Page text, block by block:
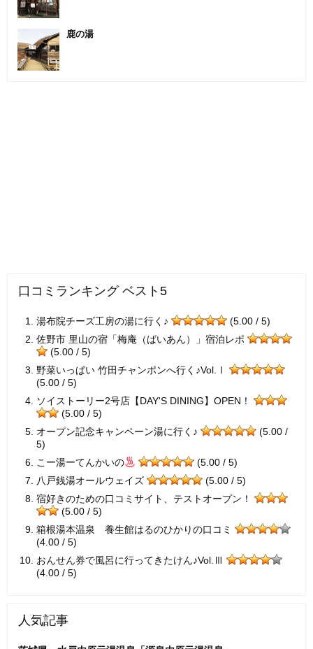
鹿の湯
口コミランキング ベスト5
湯布院チーズ工房の湯に行く♪
(5.00 / 5)
佐野市 里山の宿「梅庵（ばいあん）」宿泊レポ
(5.00 / 5)
野菜いっぱい 竹田チャンポンへ行く♪Vol.Ⅰ
(5.00 / 5)
ソイストーリー2号店【DAY'S DINING】OPEN！
(5.00 / 5)
オープン記念キャンペーン湯に行く♪
(5.00 /
5)
こー湯ーてんかいの
(5.00 / 5)
八戸銭湯オールウェイズ
(5.00 / 5)
宿好きのための口コミサイト、テストオープン！
(5.00 / 5)
箱根湯本温泉 養生館はるのひかりの口コミ
(4.00 / 5)
おんせん券で風呂に行ってきたけん♪Vol.Ⅲ
(4.00 / 5)
人気記事